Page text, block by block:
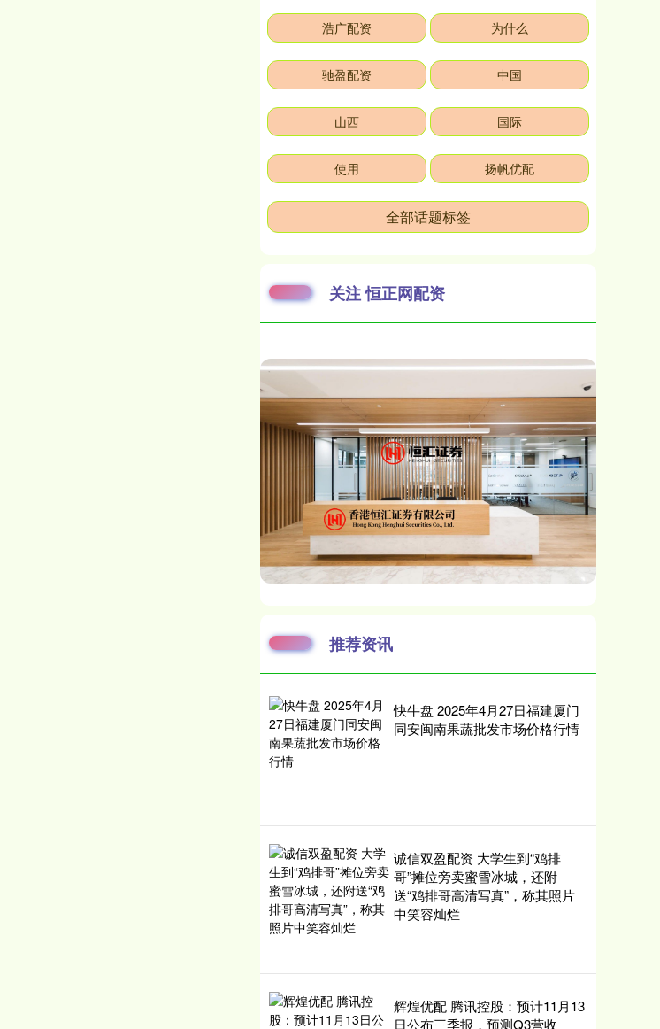
浩广配资 为什么
驰盈配资 中国
山西 国际
使用 扬帆优配
全部话题标签
关注 恒正网配资
推荐资讯
快牛盘 2025年4月27日福建厦门
同安闽南果蔬批发市场价格行情
诚信双盈配资 大学生到“鸡排
哥”摊位旁卖蜜雪冰城，还附
送“鸡排哥高清写真”，称其照片
中笑容灿烂
辉煌优配 腾讯控股：预计11月13
日公布三季报，预测Q3营收